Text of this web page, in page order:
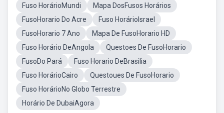
Fuso HorárioMundi
Mapa DosFusos Horários
FusoHorario Do Acre
Fuso HorárioIsrael
FusoHorario 7 Ano
Mapa De FusoHorario HD
Fuso Horário DeAngola
Questoes De FusoHorario
FusoDo Pará
Fuso Horario DeBrasilia
Fuso HorárioCairo
Questoues De FusoHorario
Fuso HorárioNo Globo Terrestre
Horário De DubaiAgora